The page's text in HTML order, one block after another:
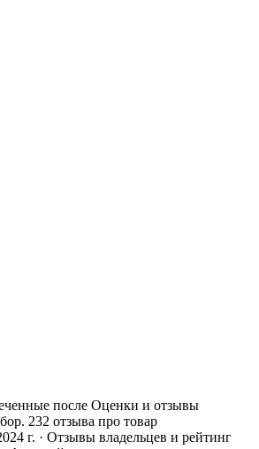
после Оценки и отзывы
232 отзыва про товар
г. · Отзывы владельцев и рейтинг